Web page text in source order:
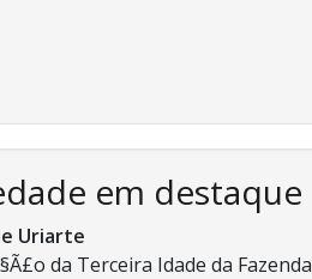
em destaque
Uriarte
da Terceira Idade da Fazenda